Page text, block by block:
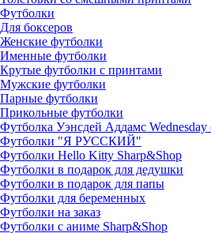
Футболки
Для боксеров
Женские футболки
Именные футболки
Крутые футболки с принтами
Мужские футболки
Парные футболки
Прикольные футболки
Футболка Уэнсдей Аддамс Wednesday
Футболки "Я РУССКИЙ"
Футболки Hello Kitty Sharp&Shop
Футболки в подарок для дедушки
Футболки в подарок для папы
Футболки для беременных
Футболки на заказ
Футболки с аниме Sharp&Shop